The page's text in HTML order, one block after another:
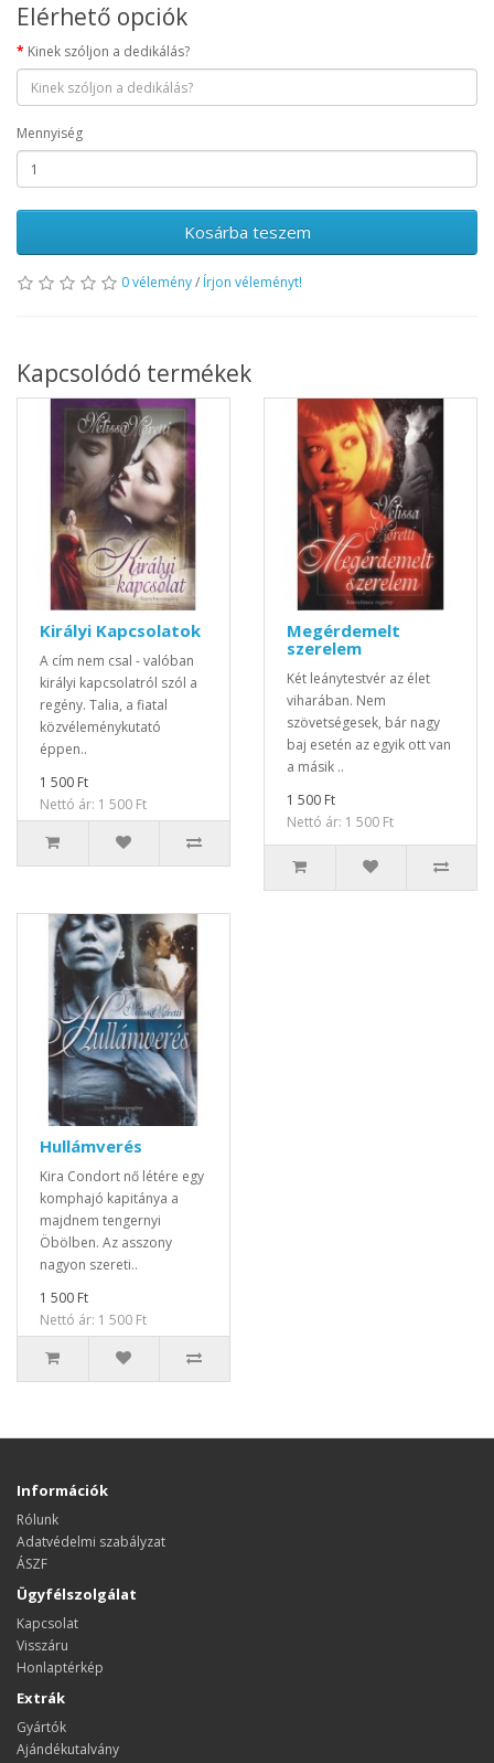
Elérhető opciók
Kinek szóljon a dedikálás?
Mennyiség
Kosárba teszem
0 vélemény/ Írjon véleményt!
Kapcsolódó termékek
Királyi Kapcsolatok
A cím nem csal - valóban
királyi kapcsolatról szól a
regény. Talia, a fiatal
közvéleménykutató
éppen..
1 500 Ft
Nettó ár: 1 500 Ft
Megérdemelt
szerelem
Két leánytestvér az élet
viharában. Nem
szövetségesek, bár nagy
baj esetén az egyik ott van
a másik ..
1 500 Ft
Nettó ár: 1 500 Ft
Hullámverés
Kira Condort nő létére egy
komphajó kapitánya a
majdnem tengernyi
Öbölben. Az asszony
nagyon szereti..
1 500 Ft
Nettó ár: 1 500 Ft
Információk
Rólunk
Adatvédelmi szabályzat
ÁSZF
Ügyfélszolgálat
Kapcsolat
Visszáru
Honlaptérkép
Extrák
Gyártók
Ajándékutalvány